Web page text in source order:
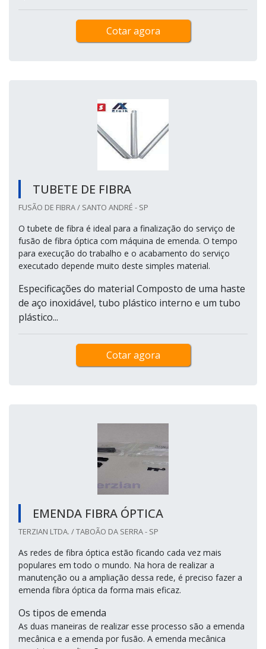
Cotar agora
TUBETE DE FIBRA
FUSÃO DE FIBRA / SANTO ANDRÉ - SP
O tubete de fibra é ideal para a finalização do serviço de
fusão de fibra óptica com máquina de emenda. O tempo
para execução do trabalho e o acabamento do serviço
executado depende muito deste simples material.
Especificações do material Composto de uma haste
de aço inoxidável, tubo plástico interno e um tubo
plástico...
Cotar agora
EMENDA FIBRA ÓPTICA
TERZIAN LTDA. / TABOÃO DA SERRA - SP
As redes de fibra óptica estão ficando cada vez mais
populares em todo o mundo. Na hora de realizar a
manutenção ou a ampliação dessa rede, é preciso fazer a
emenda fibra óptica da forma mais eficaz.
Os tipos de emenda
As duas maneiras de realizar esse processo são a emenda
mecânica e a emenda por fusão. A emenda mecânica